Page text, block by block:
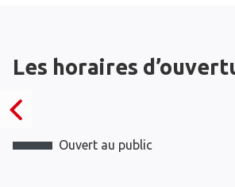
Les horaires
Ouvert au public